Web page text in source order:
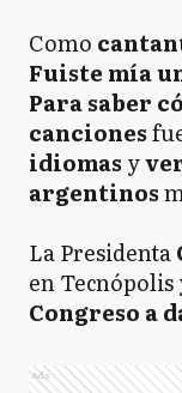
Como
Fuiste mía
Para saber
canciones
idiomas y
argentinos
La Presidenta
en
Congreso a
Ads